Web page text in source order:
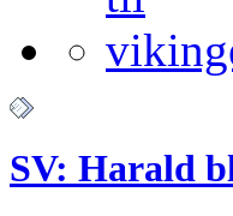
SV: Harald